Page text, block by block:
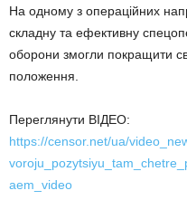
На одному з операційних
складну та ефективну
оборони змогли покращити
положення.
Переглянути ВІДЕО:
https://censor.net/ua/
aem_video